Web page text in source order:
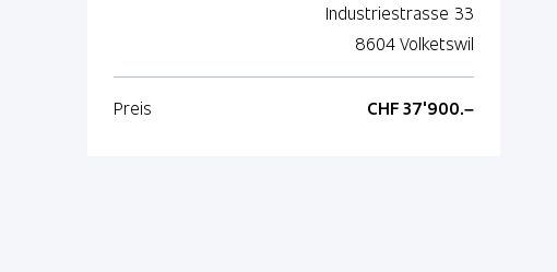
Industriestrasse 33
8604 Volketswil
Preis CHF 37'900.–